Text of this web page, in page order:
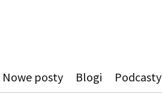
Nowe posty Blogi Podcasty